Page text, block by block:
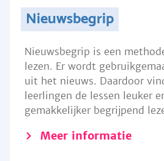
Nieuwsbegrip
Nieuwsbegrip is een
lezen. Er wordt
uit het nieuws. Daardoor
leerlingen de lessen leuker
gemakkelijker begrijpend
Meer informatie